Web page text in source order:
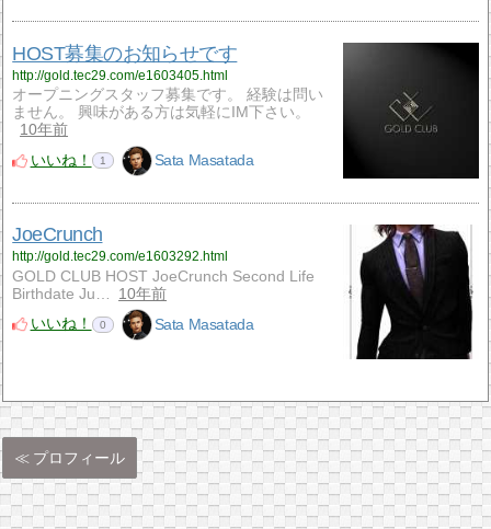
HOST募集のお知らせです
http://gold.tec29.com/e1603405.html
オープニングスタッフ募集です。 経験は問い
ません。 興味がある方は気軽にIM下さい。
10年前
いいね！
1 Sata Masatada
JoeCrunch
http://gold.tec29.com/e1603292.html
GOLD CLUB HOST JoeCrunch Second Life
Birthdate Ju…
10年前
いいね！
0 Sata Masatada
プロフィール